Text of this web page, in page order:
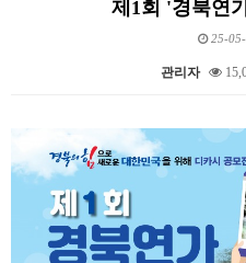
제1회 '경북연
25-05-
관리자
본문